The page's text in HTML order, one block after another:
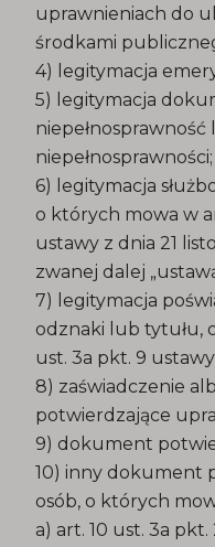
uprawnieniach do
środkami
4) legitymacja
5) legitymacja
niepełnosprawności;
6) legitymacja
o których mowa w
ustawy z dnia 21
zwanej dalej
7) legitymacja
odznaki lub tytułu,
ust. 3a pkt. 9
8) zaświadczenie
potwierdzające
9) dokument
10) inny dokument
osób, o których
a) art. 10 ust. 3a